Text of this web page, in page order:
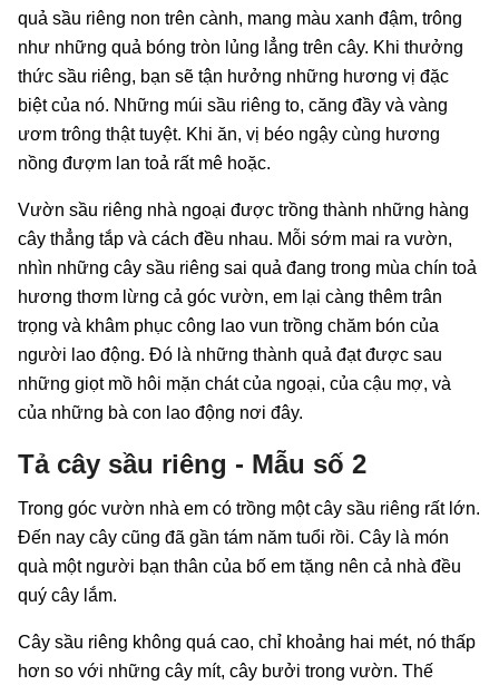
quả sầu riêng non trên cành, mang màu xanh đậm, trông
như những quả bóng tròn lủng lẳng trên cây. Khi thưởng
thức sầu riêng, bạn sẽ tận hưởng những hương vị đặc
biệt của nó. Những múi sầu riêng to, căng đầy và vàng
ươm trông thật tuyệt. Khi ăn, vị béo ngậy cùng hương
nồng đượm lan toả rất mê hoặc.
Vườn sầu riêng nhà ngoại được trồng thành những hàng
cây thẳng tắp và cách đều nhau. Mỗi sớm mai ra vườn,
nhìn những cây sầu riêng sai quả đang trong mùa chín toả
hương thơm lừng cả góc vườn, em lại càng thêm trân
trọng và khâm phục công lao vun trồng chăm bón của
người lao động. Đó là những thành quả đạt được sau
những giọt mồ hôi mặn chát của ngoại, của cậu mợ, và
của những bà con lao động nơi đây.
Tả cây sầu riêng - Mẫu số 2
Trong góc vườn nhà em có trồng một cây sầu riêng rất lớn.
Đến nay cây cũng đã gần tám năm tuổi rồi. Cây là món
quà một người bạn thân của bố em tặng nên cả nhà đều
quý cây lắm.
Cây sầu riêng không quá cao, chỉ khoảng hai mét, nó thấp
hơn so với những cây mít, cây bưởi trong vườn. Thế